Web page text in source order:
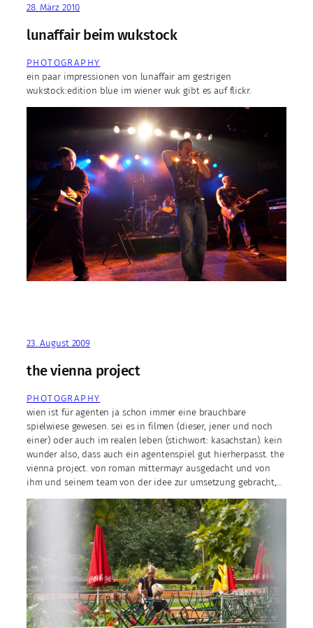
28. März 2010
lunaffair beim wukstock
PHOTOGRAPHY
ein paar impressionen von lunaffair am gestrigen
wukstock:edition blue im wiener wuk gibt es auf flickr.
23. August 2009
the vienna project
PHOTOGRAPHY
wien ist für agenten ja schon immer eine brauchbare
spielwiese gewesen. sei es in filmen (dieser, jener und noch
einer) oder auch im realen leben (stichwort: kasachstan). kein
wunder also, dass auch ein agentenspiel gut hierherpasst. the
vienna project. von roman mittermayr ausgedacht und von
ihm und seinem team von der idee zur umsetzung gebracht,…